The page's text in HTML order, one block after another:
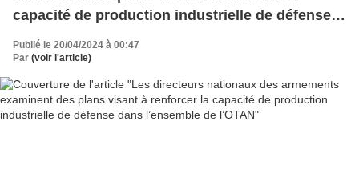
capacité de production industrielle de défense
dans l’ensemble de l’OTAN
Publié le 20/04/2024 à 00:47
Par (voir l'article)